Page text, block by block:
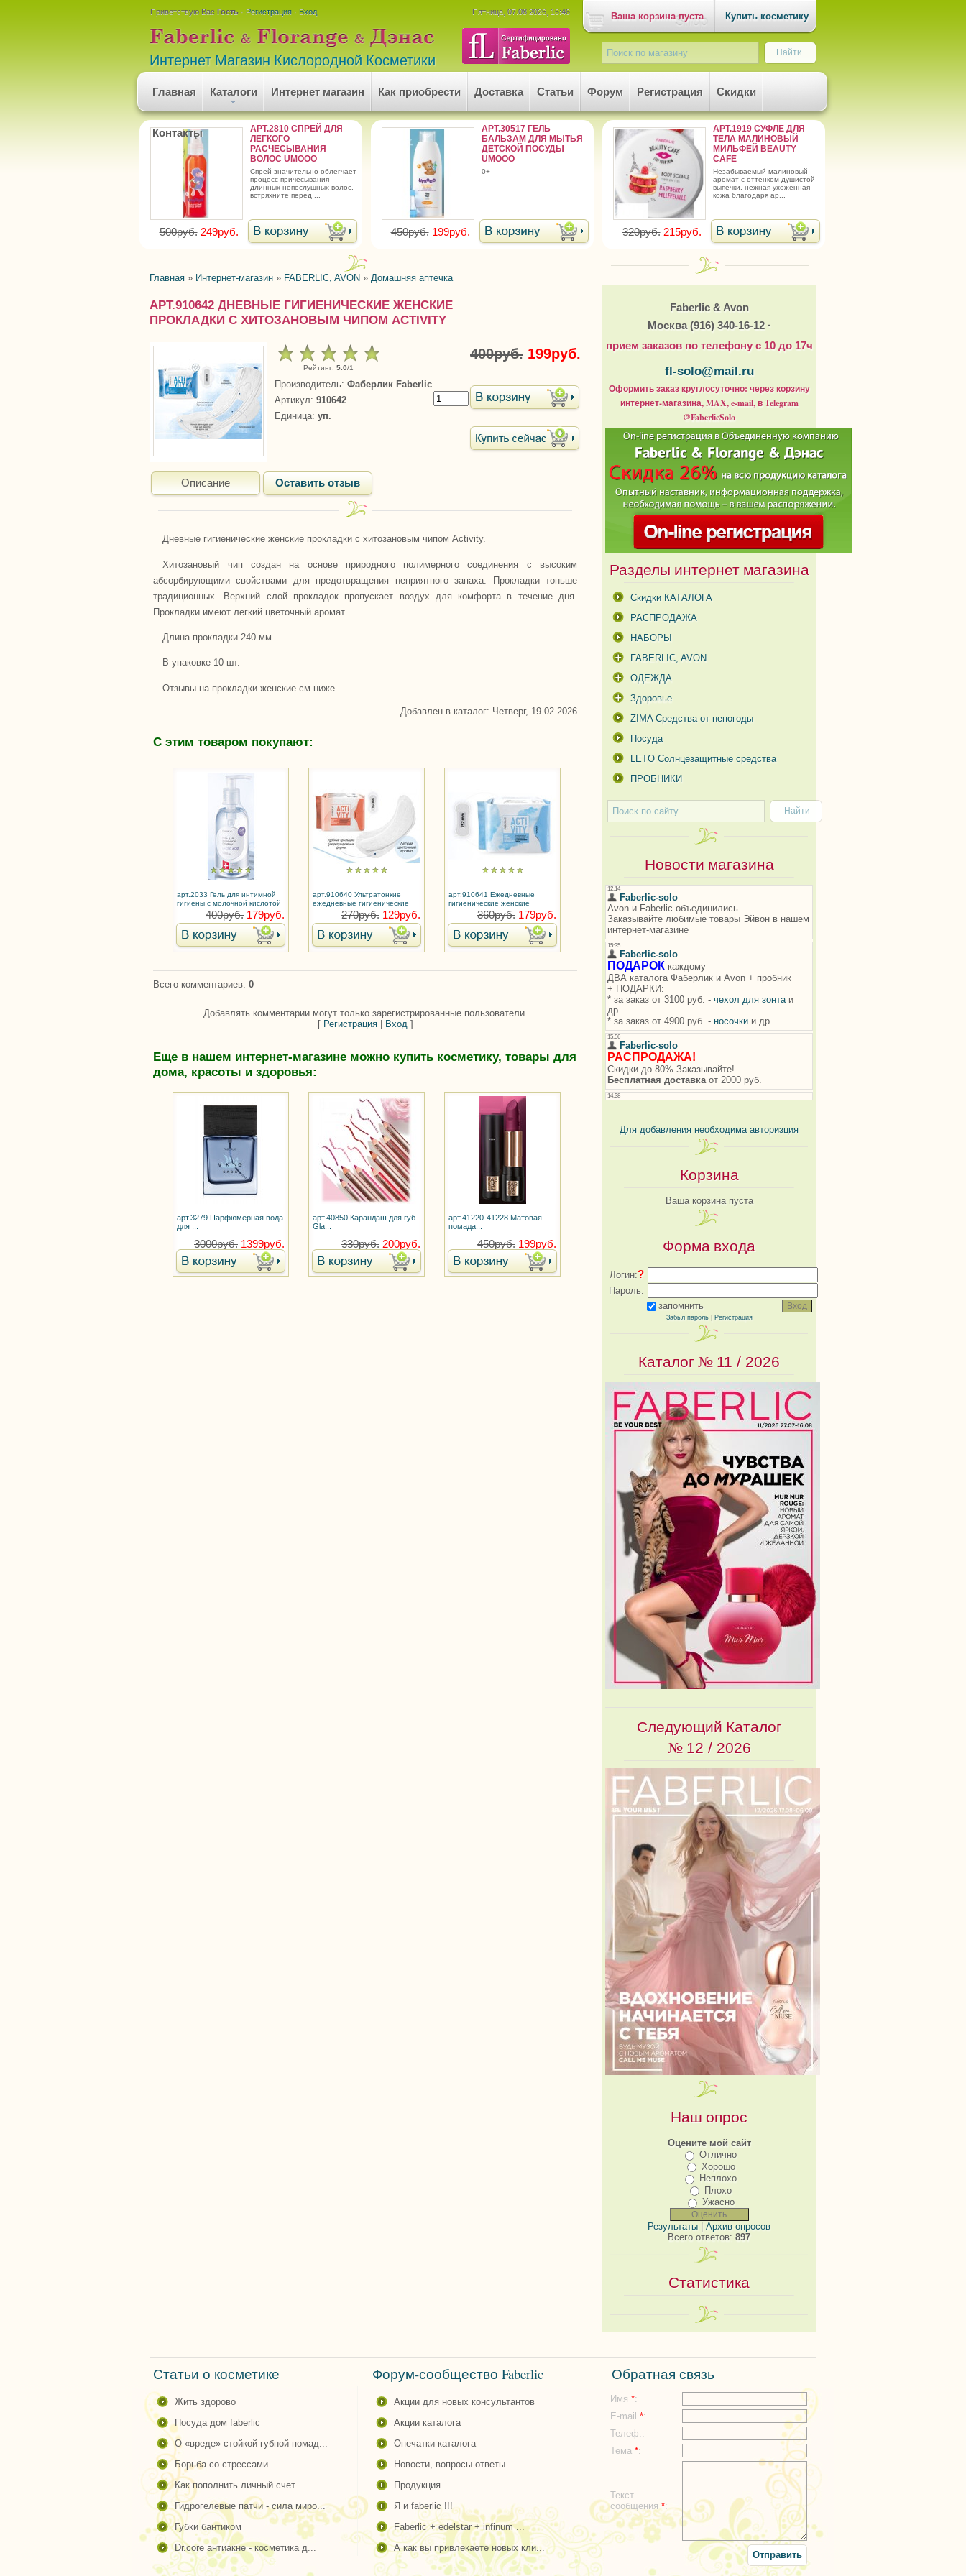
Пятница, 07.08.2026, 16:46
Приветствую Вас Гость · Регистрация · Вход
Интернет Магазин Кислородной Косметики
Главная Каталоги Интернет магазин Как приобрести Доставка Статьи Форум Регистрация Скидки
Контакты
АРТ.2810 СПРЕЙ ДЛЯ
ЛЕГКОГО
РАСЧЕСЫВАНИЯ
ВОЛОС UMOOO
спрей значительно облегчает
процесс причесывания
длинных непослушных волос.
встряхните перед ...
500руб. 249руб.
АРТ.30517 ГЕЛЬ
БАЛЬЗАМ ДЛЯ МЫТЬЯ
ДЕТСКОЙ ПОСУДЫ
UMOOO
0+
450руб. 199руб.
АРТ.1919 СУФЛЕ ДЛЯ
ТЕЛА МАЛИНОВЫЙ
МИЛЬФЕЙ BEAUTY
CAFE
незабываемый малиновый
аромат с оттенком душистой
выпечки. нежная ухоженная
кожа благодаря ар...
320руб. 215руб.
Главная » Интернет-магазин » FABERLIC, AVON » Домашняя аптечка
АРТ.910642 ДНЕВНЫЕ ГИГИЕНИЧЕСКИЕ ЖЕНСКИЕ
ПРОКЛАДКИ С ХИТОЗАНОВЫМ ЧИПОМ ACTIVITY
Рейтинг: 5.0/1
400руб. 199руб.
Производитель: Фаберлик Faberlic
Артикул: 910642
Единица: уп.
Описание Оставить отзыв
Дневные гигиенические женские прокладки с хитозановым чипом Activity.
Хитозановый чип создан на основе природного полимерного соединения с высоким
абсорбирующими свойствами для предотвращения неприятного запаха. Прокладки тоньше
традиционных. Верхний слой прокладок пропускает воздух для комфорта в течение дня.
Прокладки имеют легкий цветочный аромат.
Длина прокладки 240 мм
В упаковке 10 шт.
Отзывы на прокладки женские см.ниже
Добавлен в каталог: Четверг, 19.02.2026
С этим товаром покупают:
арт.2033 Гель для интимной
гигиены с молочной кислотой
400руб. 179руб.
арт.910640 Ультратонкие
ежедневные гигиенические
женские прокладки
Мультиформ Activity
270руб. 129руб.
арт.910641 Ежедневные
гигиенические женские
прокладки с хитозановым
чипом Activity360руб. 179руб.
Всего комментариев: 0
Добавлять комментарии могут только зарегистрированные пользователи.
[ Регистрация| Вход]
Еще в нашем интернет-магазине можно купить косметику, товары для
дома, красоты и здоровья:
арт.3279 Парфюмерная вода
для ...
3000руб. 1399руб.
арт.40850 Карандаш для губ
Gla...
330руб. 200руб.
арт.41220-41228 Матовая
помада...
450руб. 199руб.
Faberlic & Avon
Москва (916) 340-16-12 ·
прием заказов по телефону с 10 до 17ч
fl-solo@mail.ru
Оформить заказ круглосуточно: через корзину
интернет-магазина, MAX, e-mail, в Telegram
@FaberlicSolo
Разделы интернет магазина
Скидки КАТАЛОГА
РАСПРОДАЖА
НАБОРЫ
FABERLIC, AVON
ОДЕЖДА
Здоровье
ZIMA Средства от непогоды
Посуда
LETO Солнцезащитные средства
ПРОБНИКИ
Новости магазина
Для добавления необходима авторизция
Корзина
Ваша корзина пуста Купить косметику
Ваша корзина пуста
Форма входа
Логин:?
Пароль:
запомнить
Забыл пароль| Регистрация
Каталог № 11 / 2026
Следующий Каталог
№ 12 / 2026
Наш опрос
Оцените мой сайт
Отлично
Хорошо
Неплохо
Плохо
Ужасно
Результаты | Архив опросов
Всего ответов: 897
Статистика
Статьи о косметике
жить здорово
посуда дом faberlic
о «вреде» стойкой губной помад...
борьба со стрессами
как пополнить личный счет
гидрогелевые патчи - сила миро...
губки бантиком
dr.core антиакне - косметика д...
Форум-сообщество Faberlic
акции для новых консультантов
акции каталога
опечатки каталога
новости, вопросы-ответы
продукция
я и faberlic !!!
faberlic + edelstar + infinum ...
а как вы привлекаете новых кли...
Обратная связь
Имя *:
E-mail *:
Телеф.:
Тема *:
Текст
сообщения *: